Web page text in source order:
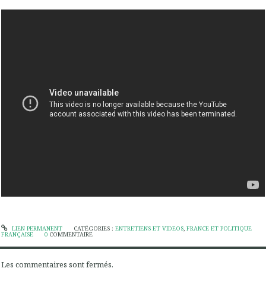
LIEN PERMANENT CATÉGORIES : ENTRETIENS ET VIDEOS, FRANCE ET POLITIQUE
FRANÇAISE 0 COMMENTAIRE
Les commentaires sont fermés.